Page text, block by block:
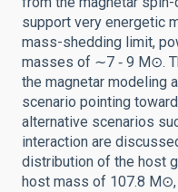
support very energetic
mass-shedding limit,
masses of ∼7 ‑ 9 M⊙.
the magnetar modeling
scenario pointing
alternative scenarios
interaction are
distribution of the host
host mass of 107.8